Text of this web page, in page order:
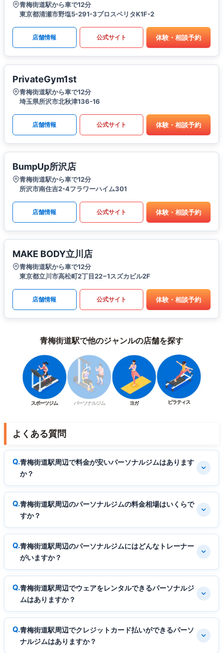
青梅街道駅から車で12分
東京都清瀬市野塩5-291-3プロスペリタK1F-2
店舗情報 公式サイト 体験・相談予約
PrivateGym1st
青梅街道駅から車で12分
埼玉県所沢市北秋津136-16
店舗情報 公式サイト 体験・相談予約
BumpUp所沢店
青梅街道駅から車で12分
所沢市南住吉2-4フラワーハイム301
店舗情報 公式サイト 体験・相談予約
MAKE BODY立川店
青梅街道駅から車で12分
東京都立川市高松町2丁目22−1スズカビル2F
店舗情報 公式サイト 体験・相談予約
青梅街道駅で他のジャンルの店舗を探す
スポーツジム パーソナルジム ヨガ ピラティス
よくある質問
青梅街道駅周辺で料金が安いパーソナルジムはあります
か？
青梅街道駅周辺のパーソナルジムの料金相場はいくらで
すか？
青梅街道駅周辺のパーソナルジムにはどんなトレーナー
がいますか？
青梅街道駅周辺でウェアをレンタルできるパーソナルジ
ムはありますか？
青梅街道駅周辺でクレジットカード払いができるパーソ
ナルジムはありますか？